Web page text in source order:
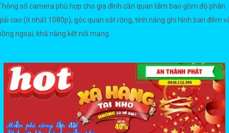
số camera phù hợp cho gia đình cần quan tâm bao gồm độ phân
cao (ít nhất 1080p), góc quan sát rộng, tính năng ghi hình ban đêm
ngoại, khả năng kết nối mạng...